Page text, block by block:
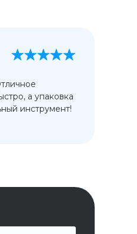
а упаковка
инструмент!